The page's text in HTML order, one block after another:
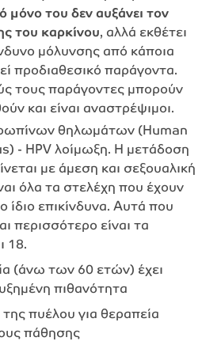
του δεν αυξάνει τον
του καρκίνου, αλλά εκθέτει
μόλυνσης από κάποια
προδιαθεσικό παράγοντα.
τους παράγοντες μπορούν
και είναι αναστρέψιμοι.
θηλωμάτων (Human
- HPV λοίμωξη. Η μετάδοση
με άμεση και σεξουαλική
όλα τα στελέχη που έχουν
ίδιο επικίνδυνα. Αυτά που
περισσότερο είναι τα
18.
(άνω των 60 ετών) έχει
πιθανότητα
πυέλου για θεραπεία
πάθησης